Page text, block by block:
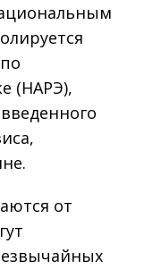
(НАРЭ),
от